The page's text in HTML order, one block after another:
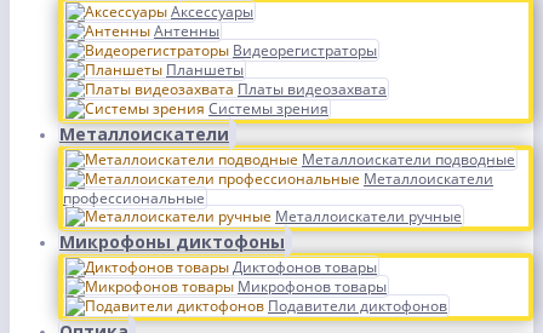
Аксессуары
Антенны
Видеорегистраторы
Планшеты
Платы видеозахвата
Системы зрения
Металлоискатели
Металлоискатели подводные
Металлоискатели
профессиональные
Металлоискатели ручные
Микрофоны диктофоны
Диктофонов товары
Микрофонов товары
Подавители диктофонов